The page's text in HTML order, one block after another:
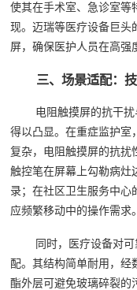
使其在手术室、急诊室等
现。迈瑞等医疗设备巨头
屏，确保医护人员在高强
三、场景适配：
电阻触摸屏的抗干
得以凸显。在重症监护室
复杂，电阻触摸屏的抗扰
触控笔在屏幕上勾勒病灶
录；在社区卫生服务中心
应频繁移动中的操作需求。
同时，医疗设备对
配。其结构简单耐用，经
酯外层可避免玻璃碎裂的